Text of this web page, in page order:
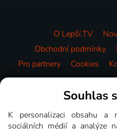
O Lepší.TV
Obchodní podmínky
Pro partnery
Cookies
Souhlas
K personalizaci obsahu a
sociálních médií a analýze